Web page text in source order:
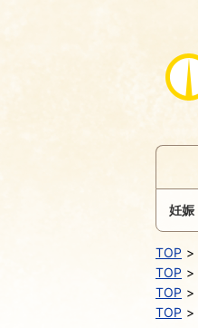
妊娠
TOP
TOP
TOP
TOP